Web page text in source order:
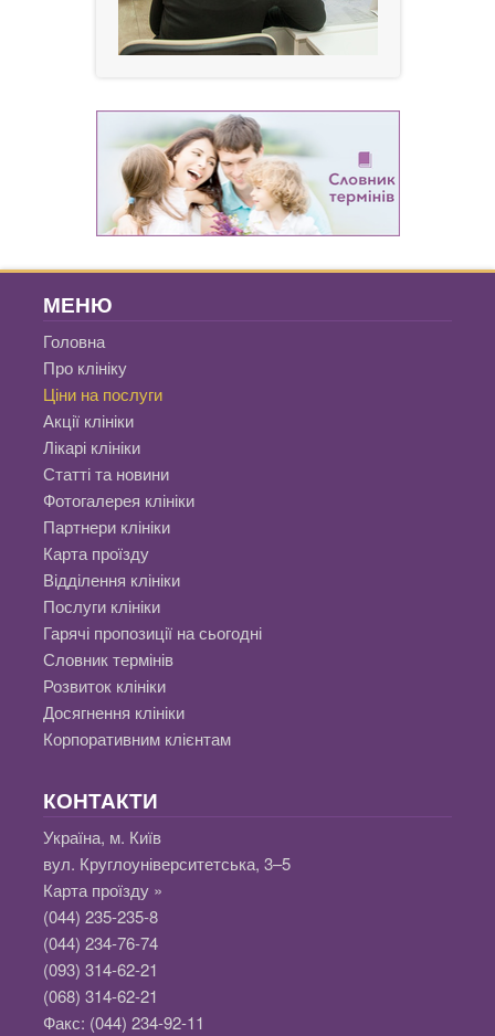
МЕНЮ
Головна
Про клініку
Ціни на послуги
Акції клініки
Лікарі клініки
Статті та новини
Фотогалерея клініки
Партнери клініки
Карта проїзду
Відділення клініки
Послуги клініки
Гарячі пропозиції на сьогодні
Словник термінів
Розвиток клініки
Досягнення клініки
Корпоративним клієнтам
КОНТАКТИ
Україна, м. Київ
вул. Круглоуніверситетська, 3–5
Карта проїзду »
(044) 235-235-8
(044) 234-76-74
(093) 314-62-21
(068) 314-62-21
Факс: (044) 234-92-11